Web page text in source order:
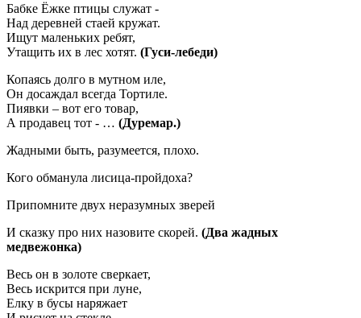
Бабке Ёжке птицы служат -
Над деревней стаей кружат.
Ищут маленьких ребят,
Утащить их в лес хотят. (Гуси-лебеди)
Копаясь долго в мутном иле,
Он досаждал всегда Тортиле.
Пиявки – вот его товар,
А продавец тот - … (Дуремар.)
Жадными быть, разумеется, плохо.
Кого обманула лисица-пройдоха?
Припомните двух неразумных зверей
И сказку про них назовите скорей. (Два жадных
медвежонка)
Весь он в золоте сверкает,
Весь искрится при луне,
Елку в бусы наряжает